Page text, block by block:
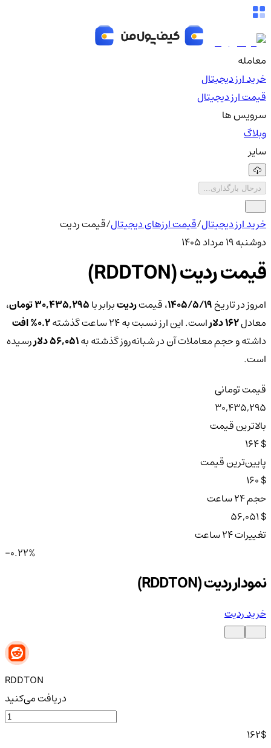
معامله
خرید ارز دیجیتال
قیمت ارز دیجیتال
سرویس ها
وبلاگ
سایر
درحال بارگذاری...
خرید ارز دیجیتال/قیمت ارزهای دیجیتال/قیمت ردیت
دوشنبه ۱۹ مرداد ۱۴۰۵
قیمت ردیت (RDDTON)
امروز در تاریخ۱۴۰۵/۵/۱۹، قیمتردیتبرابر با30,435,295 تومان
،
معادل162 دلار است. این ارز نسبت به ۲۴ ساعت گذشته 0.2% افت
داشته و حجم معاملات آن در شبانه‌روز گذشته به56,051 دلار
رسیده
است.
قیمت تومانی
30,435,295
بالاترین قیمت
$ 164
پایین‌ترین قیمت
$ 160
حجم ۲۴ ساعت
$ 56,051
تغییرات ۲۴ ساعت
-0.22%
نمودار ردیت (RDDTON)
خرید ردیت
RDDTON
دریافت می‌کنید
162$